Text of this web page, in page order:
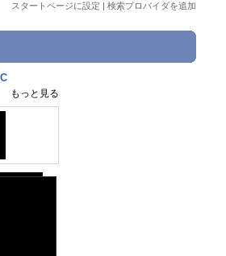
スタートページに設定 | 検索プロバイダを追加
もっと見る